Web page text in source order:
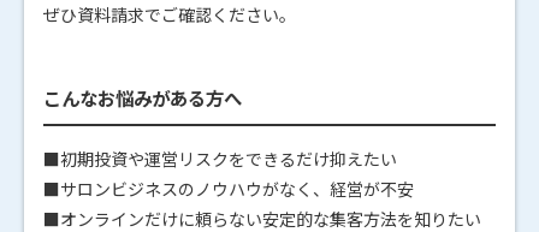
ぜひ資料請求でご確認ください。
こんなお悩みがある方へ
■初期投資や運営リスクをできるだけ抑えたい
■サロンビジネスのノウハウがなく、経営が不安
■オンラインだけに頼らない安定的な集客方法を知りたい